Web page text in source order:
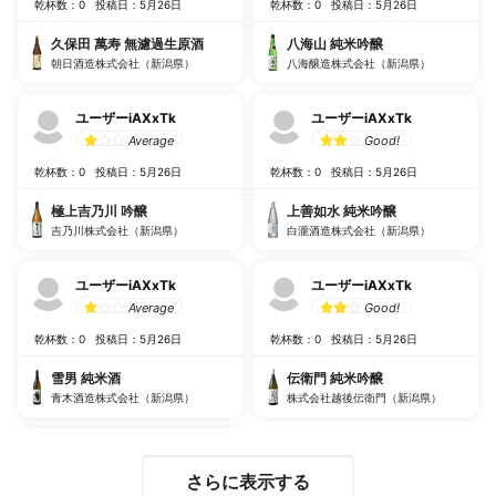
乾杯数：0 投稿日：5月26日
久保田 萬寿 無濾過生原酒
朝日酒造株式会社（新潟県）
ユーザーiAXxTk
Average
乾杯数：0 投稿日：5月26日
極上吉乃川 吟醸
吉乃川株式会社（新潟県）
ユーザーiAXxTk
Average
乾杯数：0 投稿日：5月26日
雪男 純米酒
青木酒造株式会社（新潟県）
乾杯数：0 投稿日：5月26日
八海山 純米吟醸
八海醸造株式会社（新潟県）
ユーザーiAXxTk
Good!
乾杯数：0 投稿日：5月26日
上善如水 純米吟醸
白瀧酒造株式会社（新潟県）
ユーザーiAXxTk
Good!
乾杯数：0 投稿日：5月26日
伝衛門 純米吟醸
株式会社越後伝衛門（新潟県）
さらに表示する